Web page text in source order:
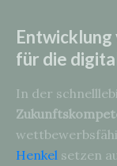
für die
In der
Henkel setzen